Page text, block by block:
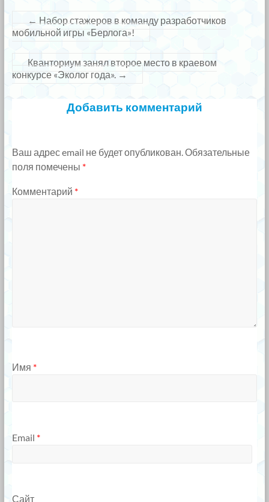
← Набор стажеров в команду разработчиков
мобильной игры «Берлога»!
Кванториум занял второе место в краевом
конкурсе «Эколог года». →
Добавить комментарий
Ваш адрес email не будет опубликован. Обязательные
поля помечены *
Комментарий *
Имя *
Email *
Сайт